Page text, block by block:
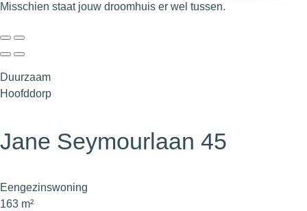
Misschien staat jouw droomhuis er wel tussen.
Duurzaam
Hoofddorp
Jane Seymourlaan 45
Eengezinswoning
163 m²